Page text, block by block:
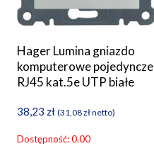
Hager Lumina gniazdo
komputerowe pojedyncze
RJ45 kat.5e UTP białe
38,23 zł (31,08złnetto)
Dostępność: 0.00